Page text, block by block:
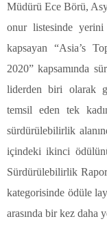
Müdürü Ece Börü,
onur listesinde yerini
kapsayan “Asia’s
2020” kapsamında
liderden biri olarak
temsil eden tek
sürdürülebilirlik
içindeki ikinci
Sürdürülebilirlik
kategorisinde ödüle
arasında bir kez daha